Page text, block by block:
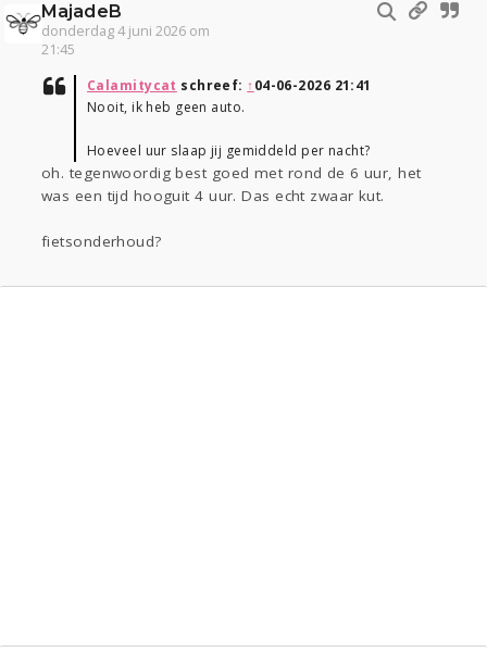
MajadeB
donderdag 4 juni 2026 om
21:45
Calamitycat schreef: ↑04-06-2026 21:41
Nooit, ik heb geen auto.
Hoeveel uur slaap jij gemiddeld per nacht?
oh. tegenwoordig best goed met rond de 6 uur, het
was een tijd hooguit 4 uur. Das echt zwaar kut.
fietsonderhoud?